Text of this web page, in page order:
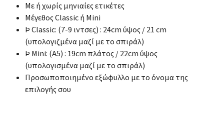
Με ή χωρίς μηνιαίες ετικέτες
Μέγεθος Classic ή Mini
Þ Classic: (7-9 ιντσες) : 24cm ύψος / 21 cm
(υπολογιζμένα μαζί με το σπιράλ)
Þ Mini: (Α5) : 19cm πλάτος / 22cm ύψος
(υπολογισμένα μαζί με το σπιράλ)
Προσωποποιημένο εξώφυλλο με το όνομα της
επιλογής σου